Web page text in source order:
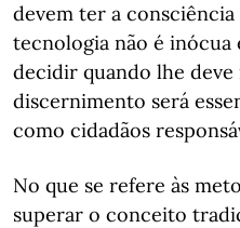
devem ter a
tecnologia não é inócua
decidir quando lhe
discernimento será
como cidadãos
No que se refere às
superar o conceito